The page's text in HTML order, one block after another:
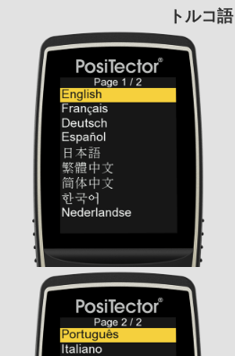
トルコ語